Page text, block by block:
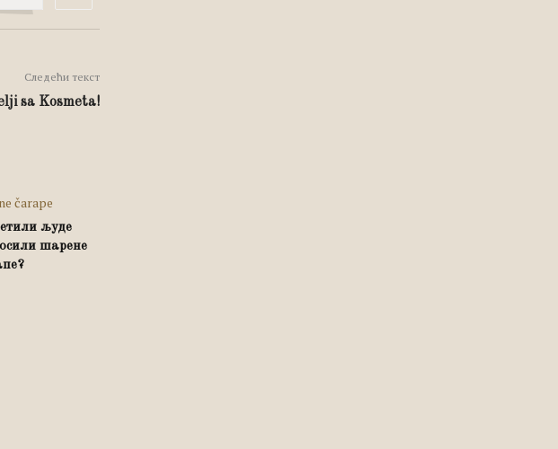
Следећи текст
sa Kosmeta!
људе
шарене